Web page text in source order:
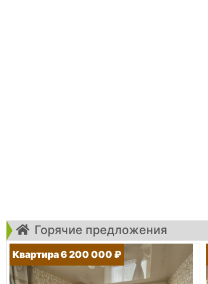
Горячие предложения
Квартира 6 200 000 ₽